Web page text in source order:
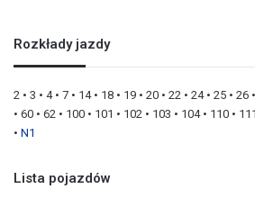
Rozkłady jazdy
2 • 3 • 4• 7 • 14• 18 • 19 • 20 • 22 • 24• 25 • 26 •
• 60 • 62 • 100 • 101 • 102 • 103 • 104• 110 • 111
• N1
Lista pojazdów